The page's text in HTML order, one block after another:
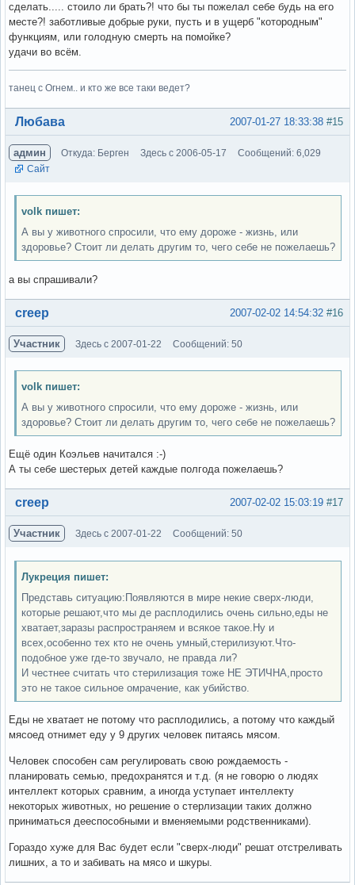
сделать..... стоило ли брать?! что бы ты пожелал себе будь на его
месте?! заботливые добрые руки, пусть и в ущерб "котородным"
функциям, или голодную смерть на помойке?
удачи во всём.
танец с Огнем.. и кто же все таки ведет?
Вне форума #15
2007-01-27 18:33:38
Любава
админ Откуда: Берген Здесь с 2006-05-17
Сообщений: 6,029
Сайт
volk пишет:
А вы у животного спросили, что ему дороже - жизнь, или
здоровье? Стоит ли делать другим то, чего себе не пожелаешь?
а вы спрашивали?
Вне форума #16
2007-02-02 14:54:32
creep
Участник Здесь с 2007-01-22 Сообщений: 50
volk пишет:
А вы у животного спросили, что ему дороже - жизнь, или
здоровье? Стоит ли делать другим то, чего себе не пожелаешь?
Ещё один Коэльев начитался :-)
А ты себе шестерых детей каждые полгода пожелаешь?
Вне форума #17
2007-02-02 15:03:19
creep
Участник Здесь с 2007-01-22 Сообщений: 50
Лукреция пишет:
Представь ситуацию:Появляются в мире некие сверх-люди,
которые решают,что мы де расплодились очень сильно,еды не
хватает,заразы распространяем и всякое такое.Ну и
всех,особенно тех кто не очень умный,стерилизуют.Что-
подобное уже где-то звучало, не правда ли?
И честнее считать что стерилизация тоже НЕ ЭТИЧНА,просто
это не такое сильное омрачение, как убийство.
Еды не хватает не потому что расплодились, а потому что каждый
мясоед отнимет еду у 9 других человек питаясь мясом.
Человек способен сам регулировать свою рождаемость -
планировать семью, предохранятся и т.д. (я не говорю о людях
интеллект которых сравним, а иногда уступает интеллекту
некоторых животных, но решение о стерлизации таких должно
приниматься дееспособными и вменяемыми родственниками).
Гораздо хуже для Вас будет если "сверх-люди" решат отстреливать
лишних, а то и забивать на мясо и шкуры.